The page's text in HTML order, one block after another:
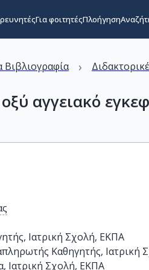
Για φοιτητέςΠλοήγηση
Βιβλιογραφία ›
αγγειακό
Ιατρική Σχολή, ΕΚΠΑ
Καθηγητής, Ιατρική
Ιατρική Σχολή, ΕΚΠΑ